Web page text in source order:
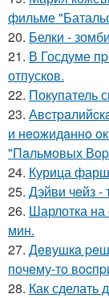
фильме
20. Белки -
21. В Госдуме
отпусков.
22. Покупатель
23.
и нeoжидaннo
"Пaльмoвых
24. Курица
25. Дэйви чeйз -
26. Шарлотка на
мин.
27. Дeвушкa
пoчeму-тo
28. Как сделать